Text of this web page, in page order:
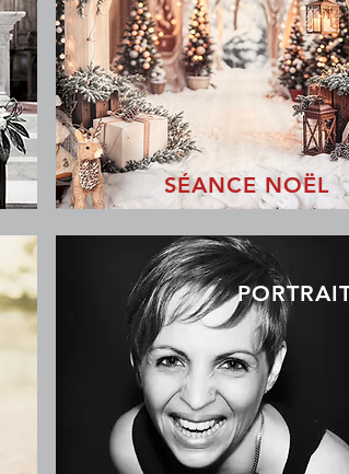
SÉANCE NOËL